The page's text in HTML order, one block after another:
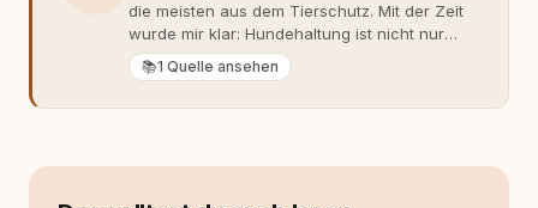
die meisten aus dem Tierschutz. Mit der Zeit
wurde mir klar: Hundehaltung ist nicht nur
Gefühl, sondern Verantwortung und
Fachwissen. Der Wendepunkt kam mit meinem
moderner Hundeerziehung
📚1 Quelle ansehen